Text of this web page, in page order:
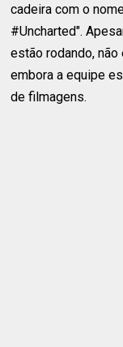
cadeira com o
#Uncharted".
estão rodando,
embora a equipe
de filmagens.